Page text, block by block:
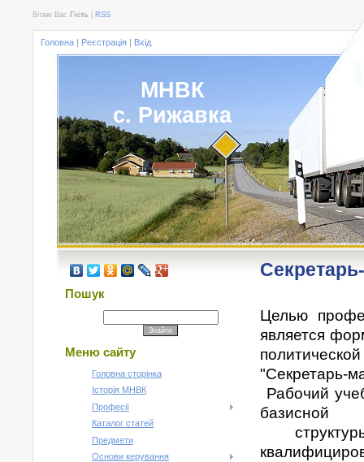
Вітаю Вас Гість RSS
Головна | Реєстрація | Вхід
МНВК
с. Рижавка
Пошук
Меню сайту
Головна сторінка
Історія МНВК
Професії
Каталог статей
Предмети
Основи керування
Целью
является
"Секретарь-
Рабочий
базисной